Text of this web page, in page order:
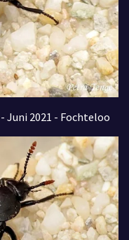
Juni 2021 - Fochteloo